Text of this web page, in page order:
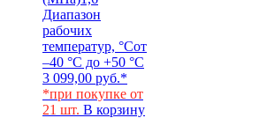
Диапазон
рабочих
температур, °Сот
–40 °С до +50 °С
3 099,00 руб.*
*при покупке от
21 шт. В корзину